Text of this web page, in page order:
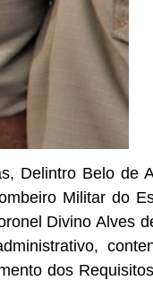
Delintro Belo de
Militar do
Divino Alves
dos